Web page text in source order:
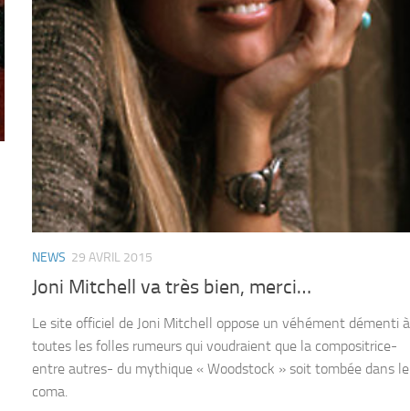
NEWS 29 AVRIL 2015
Joni Mitchell va très bien, merci…
Le site officiel de Joni Mitchell oppose un véhément démenti à
toutes les folles rumeurs qui voudraient que la compositrice-
entre autres- du mythique « Woodstock » soit tombée dans le
coma.